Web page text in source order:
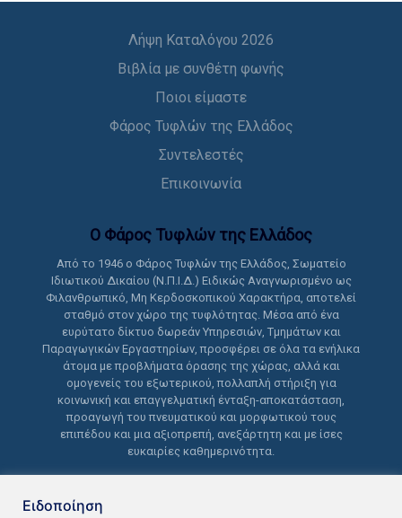
Λήψη Καταλόγου 2026
Βιβλία με συνθέτη φωνής
Ποιοι είμαστε
Φάρος Τυφλών της Ελλάδος
Συντελεστές
Επικοινωνία
Ο Φάρος Τυφλών της Ελλάδoς
Από το 1946 ο Φάρος Τυφλών της Ελλάδος, Σωματείο
Ιδιωτικού Δικαίου (Ν.Π.Ι.Δ.) Ειδικώς Αναγνωρισμένο ως
Φιλανθρωπικό, Μη Κερδοσκοπικού Χαρακτήρα, αποτελεί
σταθμό στον χώρο της τυφλότητας. Μέσα από ένα
ευρύτατο δίκτυο δωρεάν Υπηρεσιών, Τμημάτων και
Παραγωγικών Εργαστηρίων, προσφέρει σε όλα τα ενήλικα
άτομα με προβλήματα όρασης της χώρας, αλλά και
ομογενείς του εξωτερικού, πολλαπλή στήριξη για
κοινωνική και επαγγελματική ένταξη-αποκατάσταση,
προαγωγή του πνευματικού και μορφωτικού τους
επιπέδου και μια αξιοπρεπή, ανεξάρτητη και με ίσες
ευκαιρίες καθημερινότητα.
Ειδοποίηση